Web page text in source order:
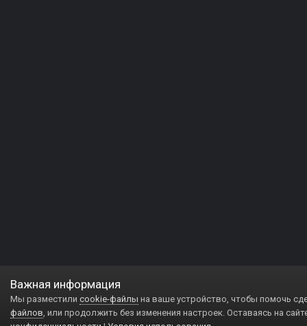
Важная информация
Мы разместили cookie-файлы на ваше устройство, чтобы помочь
файлов, или продолжить без изменения настроек. Оставаясь на